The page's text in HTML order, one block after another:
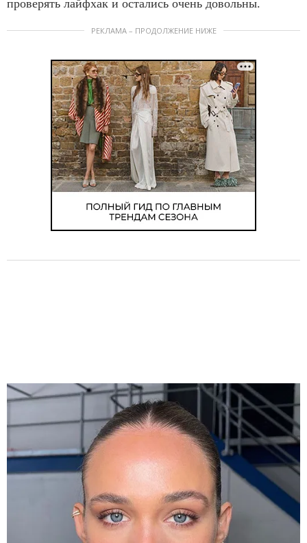
проверять лайфхак и остались очень довольны.
РЕКЛАМА – ПРОДОЛЖЕНИЕ НИЖЕ